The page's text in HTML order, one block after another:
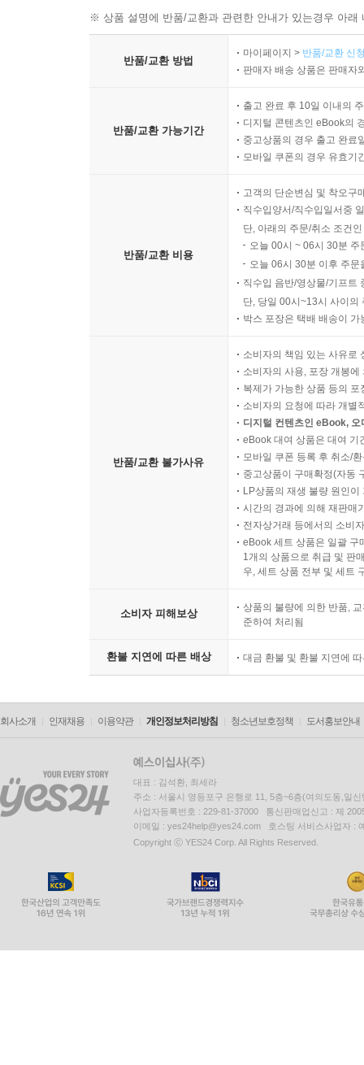
※ 상품 설명에 반품/교환과 관련한 안내가 있는경우 아
반품/교환 방법
마이페이지 > 반품/교환 신
판매자 배송 상품은 판매자
반품/교환 가능기간
출고 완료 후 10일 이내의
디지털 콘텐츠인 eBook의
중고상품의 경우 출고 완료
모바일 쿠폰의 경우 유효기
반품/교환 비용
고객의 단순변심 및 착오구
직수입양서/직수입일서중
단, 아래의 주문/취소 조건
오늘 00시 ~ 06시 30분
오늘 06시 30분 이후 주
직수입 음반/영상물/기프트
단, 당일 00시~13시 사이의
박스 포장은 택배 배송이
반품/교환 불가사유
소비자의 책임 있는 사유로
소비자의 사용, 포장 개봉
복제가 가능한 상품 등의
소비자의 요청에 따라 개별
디지털 컨텐츠인 eBook,
eBook 대여 상품은 대여 기
모바일 쿠폰 등록 후 취소/
중고상품이 구매확정(자동
LP상품의 재생 불량 원인
시간의 경과에 의해 재판매
전자상거래 등에서의 소비
eBook 세트 상품은 일괄 구
1개의 상품으로 취급 및 판
우, 세트 상품 전부 및 세트
소비자 피해보상
상품의 불량에 의한 반품,
준하여 처리됨
환불 지연에 따른 배상 대금 환불 및 환불 지연에
회사소개 인재채용 이용약관 개인정보처리방침 청소년보호정책 도서홍보안내
대표 : 김석환, 최세라
주소 : 서울시 영등포구 은행로 11, 5층~6층(여의도동,일신
사업자등록번호 : 229-81-37000 통신판매업신고 : 제
이메일 : yes24help@yes24.com 호스팅 서비스사업자 :
Copyright ⓒ YES24 Corp. All Rights Reserved.